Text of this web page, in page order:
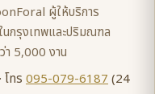
ผู้ให้บริการ
กรุงเทพและปริมณฑล
า 5,000 งาน
· โทร 095-079-6187(24